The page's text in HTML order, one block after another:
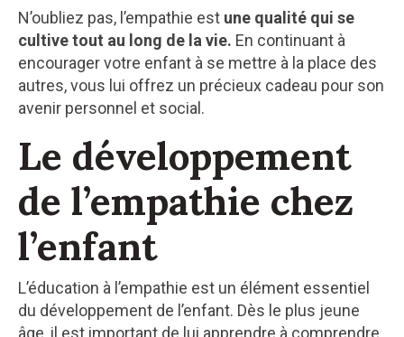
N’oubliez pas, l’empathie est une qualité qui se
cultive tout au long de la vie. En continuant à
encourager votre enfant à se mettre à la place des
autres, vous lui offrez un précieux cadeau pour son
avenir personnel et social.
Le développement
de l’empathie chez
l’enfant
L’éducation à l’empathie est un élément essentiel
du développement de l’enfant. Dès le plus jeune
âge, il est important de lui apprendre à comprendre